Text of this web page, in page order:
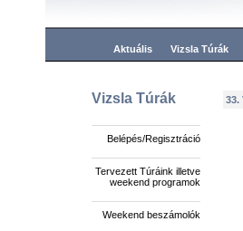
Aktuális Vizsla Túrák
Vizsla Túrák
Belépés/Regisztráció
Tervezett Túráink illetve
weekend programok
Weekend beszámolók
33.